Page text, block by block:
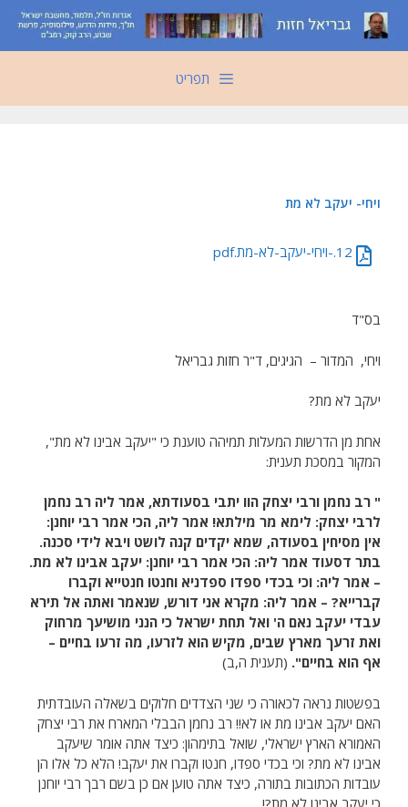
לדלג
לתוכן
תפריט
ויחי- יעקב לא מת
12.-ויחי-יעקב-לא-מת.pdf
בס"ד
ויחי, המדור – הגיגים, ד"ר חזות גבריאל
יעקב לא מת?
אחת מן הדרשות המעלות תמיהה טוענת כי "יעקב אבינו לא מת",
המקור במסכת תענית:
" רב נחמן ורבי יצחק הוו יתבי בסעודתא, אמר ליה רב נחמן
לרבי יצחק: לימא מר מילתא! אמר ליה, הכי אמר רבי יוחנן:
אין מסיחין בסעודה, שמא יקדים קנה לושט ויבא לידי סכנה.
בתר דסעוד אמר ליה: הכי אמר רבי יוחנן: יעקב אבינו לא מת.
– אמר ליה: וכי בכדי ספדו ספדניא וחנטו חנטייא וקברו
קברייא? – אמר ליה: מקרא אני דורש, שנאמר ואתה אל תירא
עבדי יעקב נאם ה' ואל תחת ישראל כי הנני מושיעך מרחוק
ואת זרעך מארץ שבים, מקיש הוא לזרעו, מה זרעו בחיים –
אף הוא בחיים". (תענית ה,ב)
בפשטות נראה לכאורה כי שני הצדדים חלוקים בשאלה העובדתית
האם יעקב אבינו מת או לא!! רב נחמן הבבלי המארח את רבי יצחק
האמורא הארץ ישראלי, שואל בתימהון: כיצד אתה אומר שיעקב
אבינו לא מת? וכי בכדי ספדו, חנטו וקברו את יעקב! הלא כל אלו הן
עובדות הכתובות בתורה, כיצד אתה טוען אם כן בשם רבך רבי יוחנן
כי יעקב אבינו לא מת?!